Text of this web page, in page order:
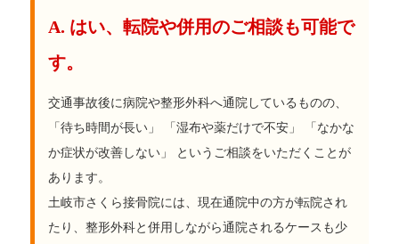
A. はい、転院や併用のご相談も可能で
す。
交通事故後に病院や整形外科へ通院しているものの、
「待ち時間が長い」 「湿布や薬だけで不安」 「なかな
か症状が改善しない」 というご相談をいただくことが
あります。
土岐市さくら接骨院には、現在通院中の方が転院され
たり、整形外科と併用しながら通院されるケースも少